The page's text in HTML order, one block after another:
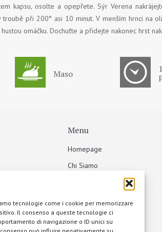
tecnologie come i cookie per memorizzare
Il consenso a queste tecnologie ci
di navigazione o ID unici su
kapsu, osolte a opepřete. Sýr Verena
při 200° asi 10 minut. V menším hrnci na
omáčku. Dochuťte a přidejte nakonec hrst
Maso
Menu
Homepage
Chi Siamo
Galleria fotografica